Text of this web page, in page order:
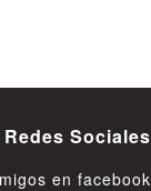
Redes Sociales
en facebook